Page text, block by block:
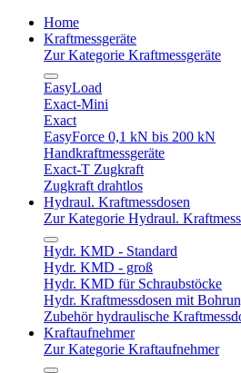
Home
Kraftmessgeräte
Zur Kategorie Kraftmessgeräte
EasyLoad
Exact-Mini
Exact
EasyForce 0,1 kN bis 200 kN
Handkraftmessgeräte
Exact-T Zugkraft
Zugkraft drahtlos
Hydraul. Kraftmessdosen
Zur Kategorie Hydraul.
Hydr. KMD - Standard
Hydr. KMD - groß
Hydr. KMD für Schraubstöcke
Hydr. Kraftmessdosen mit
Zubehör hydraulische
Kraftaufnehmer
Zur Kategorie Kraftaufnehmer